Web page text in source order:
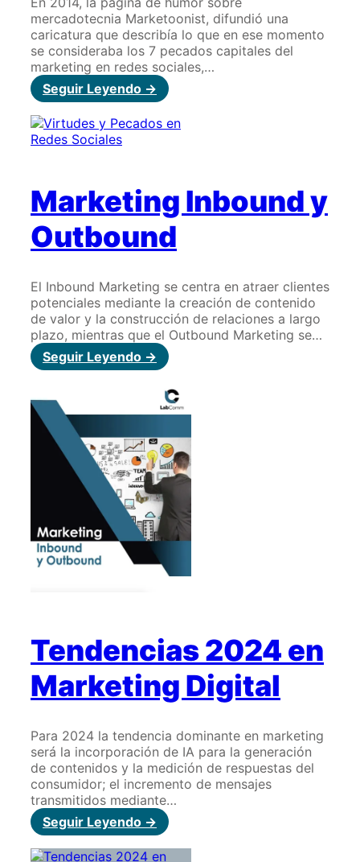
mercadotecnia Marketoonist, difundió una
caricatura que describía lo que en ese momento
se consideraba los 7 pecados capitales del
marketing en redes sociales,…
Seguir Leyendo ->
Virtudes
y
Marketing Inbound y
Outbound
El Inbound Marketing se centra en atraer clientes
potenciales mediante la creación de contenido
de valor y la construcción de relaciones a largo
plazo, mientras que el Outbound Marketing se…
Seguir Leyendo ->
Marketing
Inbound
y
Tendencias 2024 en
Marketing Digital
Para 2024 la tendencia dominante en marketing
será la incorporación de IA para la generación
de contenidos y la medición de respuestas del
consumidor; el incremento de mensajes
transmitidos mediante…
Seguir Leyendo ->
Tendencias
2024